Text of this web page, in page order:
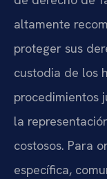
altamente
proteger sus
custodia de los
procedimientos
la
costosos. Para
específica,